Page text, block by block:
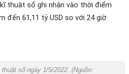
thuật số ghi nhận vào thời điểm
đến 61,11 tỷ USD so với 24 giờ
số ngày 1/5/2022. (Nguồn: